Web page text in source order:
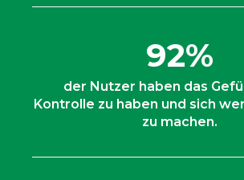
92%
der Nutzer haben das
Kontrolle zu haben und sich
zu machen.